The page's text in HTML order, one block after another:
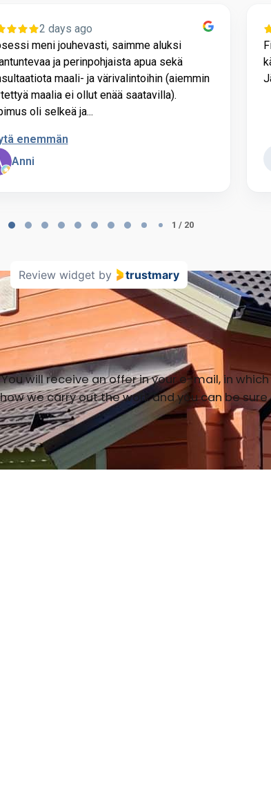
2 days ago
meni jouhevasti, saimme aluksi
ja perinpohjaista apua sekä
maali- ja värivalintoihin (aiemmin
maalia ei ollut enää saatavilla).
oli selkeä ja...
enemmän
Anni
1 / 20
Review widget by trustmary
will receive an offer in your e-mail, in
we carry out the work and you can be